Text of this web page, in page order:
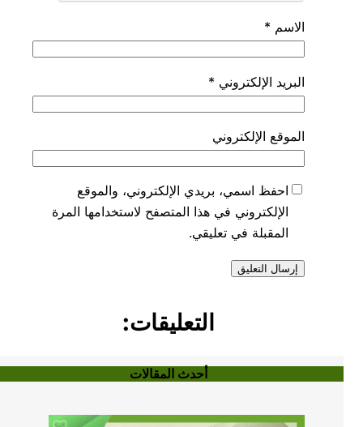
الاسم*
البريد الإلكتروني*
الموقع الإلكتروني
احفظ اسمي، بريدي الإلكتروني، والموقع
الإلكتروني في هذا المتصفح لاستخدامها المرة
المقبلة في تعليقي.
التعليقات:
أحدث المقالات